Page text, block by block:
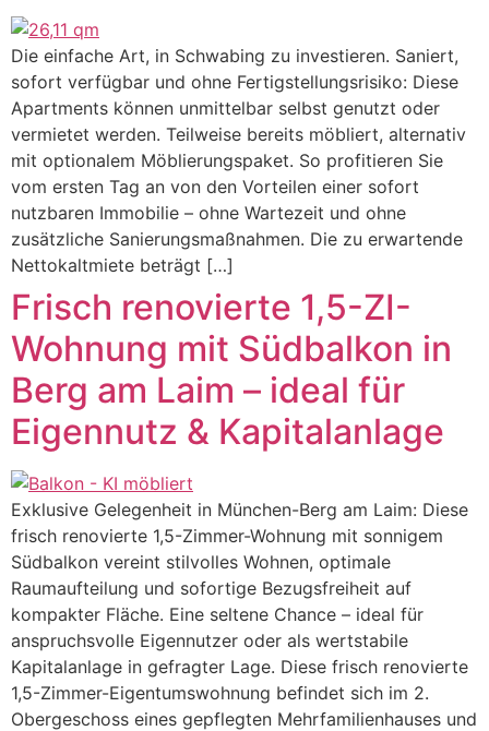
Die einfache Art, in Schwabing zu investieren. Saniert,
sofort verfügbar und ohne Fertigstellungsrisiko: Diese
Apartments können unmittelbar selbst genutzt oder
vermietet werden. Teilweise bereits möbliert, alternativ
mit optionalem Möblierungspaket. So profitieren Sie
vom ersten Tag an von den Vorteilen einer sofort
nutzbaren Immobilie – ohne Wartezeit und ohne
zusätzliche Sanierungsmaßnahmen. Die zu erwartende
Nettokaltmiete beträgt […]
Frisch renovierte 1,5-ZI-
Wohnung mit Südbalkon in
Berg am Laim – ideal für
Eigennutz & Kapitalanlage
Exklusive Gelegenheit in München-Berg am Laim: Diese
frisch renovierte 1,5-Zimmer-Wohnung mit sonnigem
Südbalkon vereint stilvolles Wohnen, optimale
Raumaufteilung und sofortige Bezugsfreiheit auf
kompakter Fläche. Eine seltene Chance – ideal für
anspruchsvolle Eigennutzer oder als wertstabile
Kapitalanlage in gefragter Lage. Diese frisch renovierte
1,5-Zimmer-Eigentumswohnung befindet sich im 2.
Obergeschoss eines gepflegten Mehrfamilienhauses und